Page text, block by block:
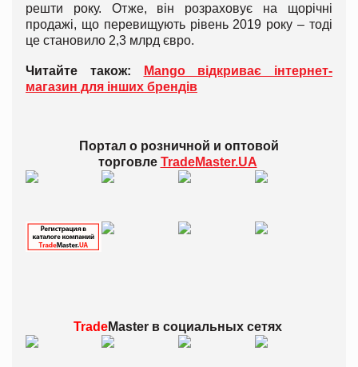
решти року. Отже, він розраховує на щорічні
продажі, що перевищують рівень 2019 року – тоді
це становило 2,3 млрд євро.
Читайте також:
Mango відкриває інтернет-
магазин для інших брендів
Портал о розничной и оптовой
торговле TradeMaster.UA
TradeMaster всоциальных сетях